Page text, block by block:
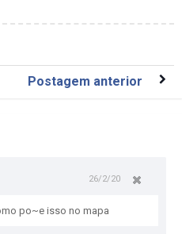
Postagem anterior
26/2/20
po~e isso no mapa